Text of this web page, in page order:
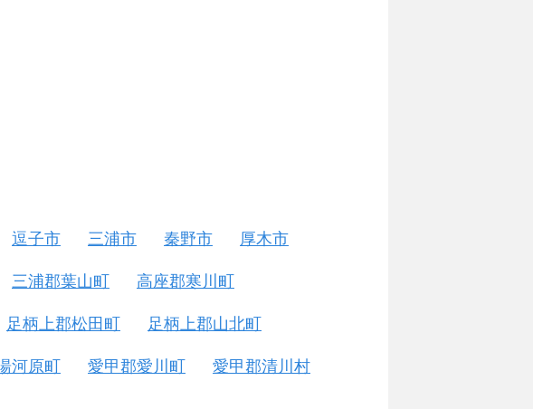
逗子市 三浦市 秦野市 厚木市
三浦郡葉山町 高座郡寒川町
足柄上郡松田町 足柄上郡山北町
河原町 愛甲郡愛川町 愛甲郡清川村